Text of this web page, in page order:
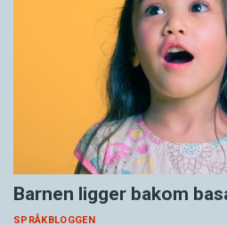
Barnen ligger bakom
SPRÅKBLOGGEN